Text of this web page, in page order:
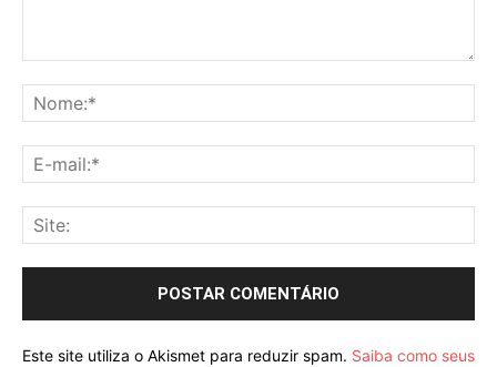
Este site utiliza o Akismet para reduzir spam. Saiba como seus